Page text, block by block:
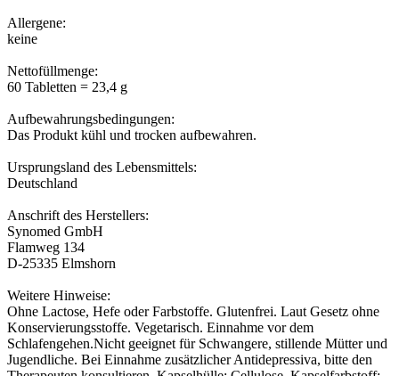
Allergene:
keine
Nettofüllmenge:
60 Tabletten = 23,4 g
Aufbewahrungsbedingungen:
Das Produkt kühl und trocken aufbewahren.
Ursprungsland des Lebensmittels:
Deutschland
Anschrift des Herstellers:
Synomed GmbH
Flamweg 134
D-25335 Elmshorn
Weitere Hinweise:
Ohne Lactose, Hefe oder Farbstoffe. Glutenfrei. Laut Gesetz ohne
Konservierungsstoffe. Vegetarisch. Einnahme vor dem
Schlafengehen.Nicht geeignet für Schwangere, stillende Mütter und
Jugendliche. Bei Einnahme zusätzlicher Antidepressiva, bitte den